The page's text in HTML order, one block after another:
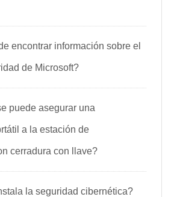
encontrar información sobre el
de Microsoft?
puede asegurar una
a la estación de
cerradura con llave?
la seguridad cibernética?